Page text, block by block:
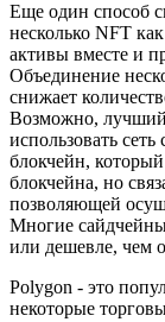
Еще один способ
несколько NFT
активы вместе и
Объединение
снижает
Возможно, лучший
использовать
блокчейн, который
блокчейна, но
позволяющей
Многие
или дешевле, чем
Polygon - это
некоторые